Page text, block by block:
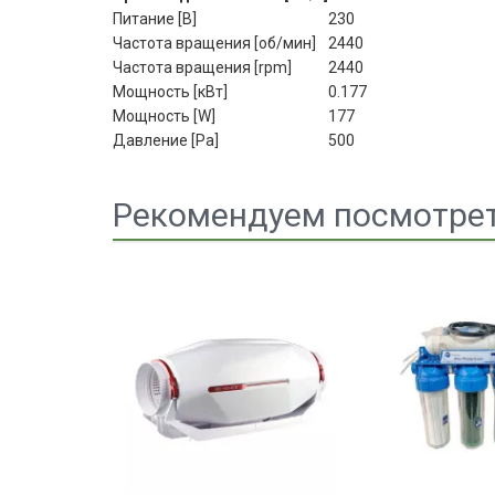
Питание [В]
230
Частота вращения [об/мин]
2440
Частота вращения [rpm]
2440
Мощность [кВт]
0.177
Мощность [W]
177
Давление [Pa]
500
Рекомендуем